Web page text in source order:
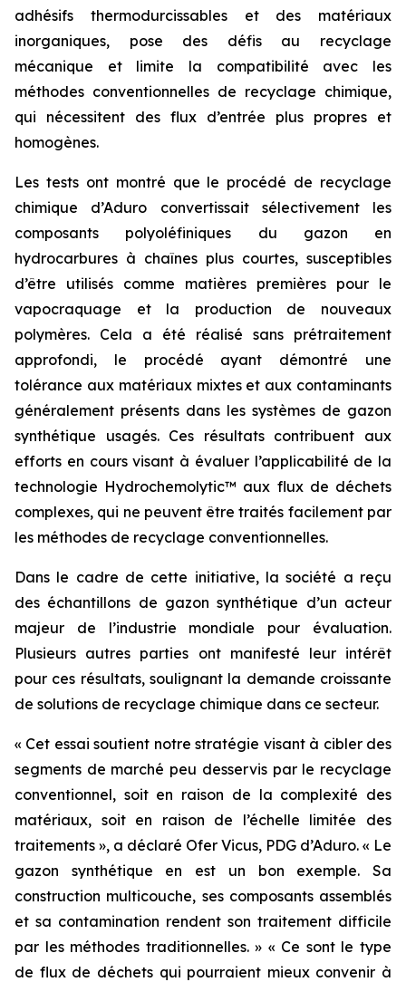
adhésifs thermodurcissables et des matériaux
inorganiques, pose des défis au recyclage
mécanique et limite la compatibilité avec les
méthodes conventionnelles de recyclage chimique,
qui nécessitent des flux d’entrée plus propres et
homogènes.
Les tests ont montré que le procédé de recyclage
chimique d’Aduro convertissait sélectivement les
composants polyoléfiniques du gazon en
hydrocarbures à chaînes plus courtes, susceptibles
d’être utilisés comme matières premières pour le
vapocraquage et la production de nouveaux
polymères. Cela a été réalisé sans prétraitement
approfondi, le procédé ayant démontré une
tolérance aux matériaux mixtes et aux contaminants
généralement présents dans les systèmes de gazon
synthétique usagés. Ces résultats contribuent aux
efforts en cours visant à évaluer l’applicabilité de la
technologie Hydrochemolytic™ aux flux de déchets
complexes, qui ne peuvent être traités facilement par
les méthodes de recyclage conventionnelles.
Dans le cadre de cette initiative, la société a reçu
des échantillons de gazon synthétique d’un acteur
majeur de l’industrie mondiale pour évaluation.
Plusieurs autres parties ont manifesté leur intérêt
pour ces résultats, soulignant la demande croissante
de solutions de recyclage chimique dans ce secteur.
« Cet essai soutient notre stratégie visant à cibler des
segments de marché peu desservis par le recyclage
conventionnel, soit en raison de la complexité des
matériaux, soit en raison de l’échelle limitée des
traitements », a déclaré Ofer Vicus, PDG d’Aduro. « Le
gazon synthétique en est un bon exemple. Sa
construction multicouche, ses composants assemblés
et sa contamination rendent son traitement difficile
par les méthodes traditionnelles. » « Ce sont le type
de flux de déchets qui pourraient mieux convenir à